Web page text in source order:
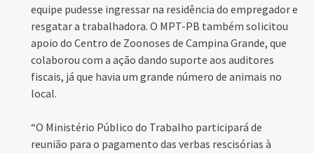
equipe pudesse ingressar na residência do empregador e
resgatar a trabalhadora. O MPT-PB também solicitou
apoio do Centro de Zoonoses de Campina Grande, que
colaborou com a ação dando suporte aos auditores
fiscais, já que havia um grande número de animais no
local.
“O Ministério Público do Trabalho participará de
reunião para o pagamento das verbas rescisórias à